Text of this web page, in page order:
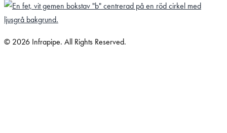
© 2026 Infrapipe. All Rights Reserved.